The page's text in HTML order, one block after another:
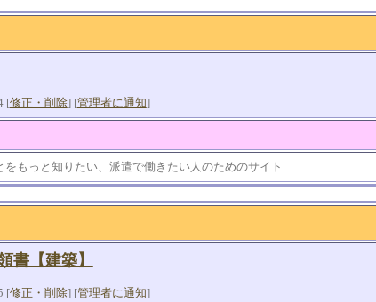
[修正・削除] [管理者に通知]
もっと知りたい、派遣で働きたい人のためのサイト
書【建築】
[修正・削除] [管理者に通知]